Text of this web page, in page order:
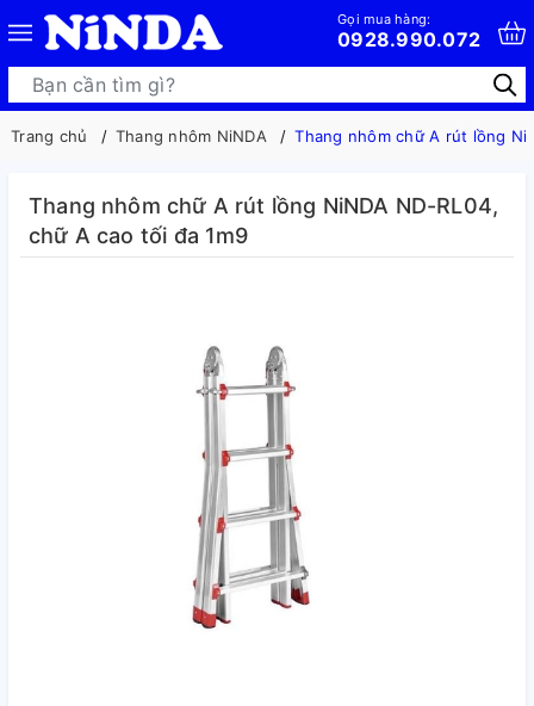
Gọi mua hàng:
0928.990.072
Trang chủ Thang nhôm NiNDA Thang nhôm chữ A rút lồng
Thang nhôm chữ A rút lồng NiNDA ND-RL04,
chữ A cao tối đa 1m9